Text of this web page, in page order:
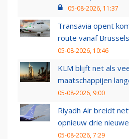
05-08-2026, 11:37
Transavia opent
route vanaf
05-08-2026, 10:46
KLM blijft net als
maatschappijen
05-08-2026, 9:00
Riyadh Air breidt
opnieuw drie
05-08-2026, 7:29